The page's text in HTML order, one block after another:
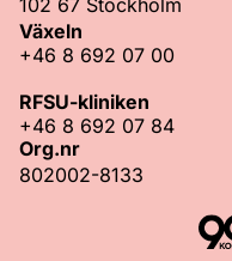
102 67 Stockholm
Växeln
+46 8 692 07 00
RFSU-kliniken
+46 8 692 07 84
Org.nr
802002-8133